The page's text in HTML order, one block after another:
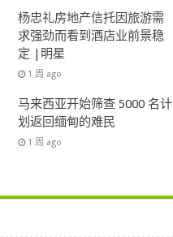
杨忠礼房地产信托因旅游需
求强劲而看到酒店业前景稳
定 |明星
1 周 ago
马来西亚开始筛查 5000 名计
划返回缅甸的难民
1 周 ago